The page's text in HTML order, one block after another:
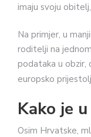
imaju svoju
Na primjer, u
roditelji na
podataka u obzir,
europsko
Kako je
Osim Hrvatske,